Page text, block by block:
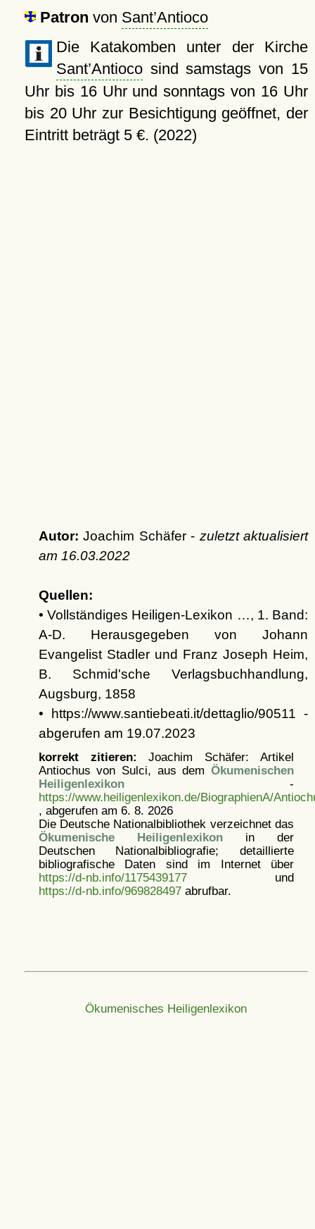
Patron von Sant’Antioco
Die Katakomben unter der Kirche
Sant’Antiocosind samstags von 15
Uhr bis 16 Uhr und sonntags von 16 Uhr
bis 20 Uhr zur Besichtigung geöffnet, der
Eintritt beträgt 5 €. (2022)
Autor: Joachim Schäfer - zuletzt aktualisiert
am 16.03.2022
Quellen:
• Vollständiges Heiligen-Lexikon …, 1. Band:
A-D. Herausgegeben von Johann
Evangelist Stadler und Franz Joseph Heim,
B. Schmid'sche Verlagsbuchhandlung,
Augsburg, 1858
• https://www.santiebeati.it/dettaglio/90511 -
abgerufen am 19.07.2023
korrekt zitieren: Joachim Schäfer: Artikel
Antiochus von Sulci, aus dem Ökumenischen
Heiligenlexikon-
https://www.heiligenlexikon.de/BiographienA/
, abgerufen am 6. 8. 2026
Die Deutsche Nationalbibliothek verzeichnet das
Ökumenische Heiligenlexikonin der
Deutschen Nationalbibliografie; detaillierte
bibliografische Daten sind im Internet über
https://d-nb.info/1175439177und
https://d-nb.info/969828497abrufbar.
Ökumenisches Heiligenlexikon